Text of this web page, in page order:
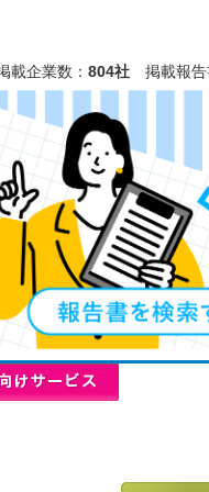
載企業数： 804社 掲載報告